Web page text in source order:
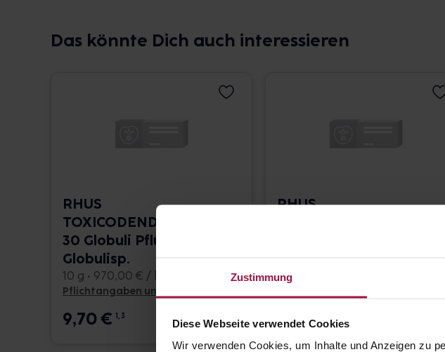
Zustimmung
Diese Webseite verwendet Cookies
Wir verwenden Cookies, um Inhalte und Anzeigen zu
Das könnte Dich auch interessieren
RHUS
TOXICODENDRON C
30 Globuli Pflüger
Globulisp.
10 g • 970,00 € / kg
Pflichtangaben und Details
9,70€ 1, 3
RHUS
10 g • 950,00 € / kg
9,50€